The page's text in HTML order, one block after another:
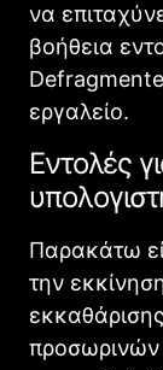
να
βοήθεια
εργαλείο.
Εντολές
Παρακάτω
την
προσωρινών